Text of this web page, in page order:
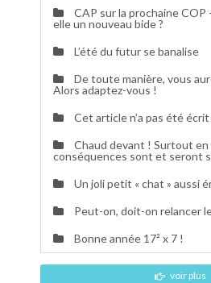
CAP sur la prochaine COP
elle un nouveau bide ?
L’été du futur se banalise
De toute manière, vous
Alors adaptez-vous !
Cet article n’a pas été
Chaud devant ! Surtout en
conséquences sont et seront
Un joli petit « chat » aussi
Peut-on, doit-on relancer
Bonne année 17² x 7 !
voir plus